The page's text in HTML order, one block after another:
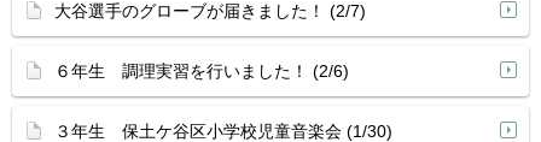
大谷選手のグローブが届きました！ (2/7)
６年生 調理実習を行いました！ (2/6)
３年生 保土ケ谷区小学校児童音楽会 (1/30)